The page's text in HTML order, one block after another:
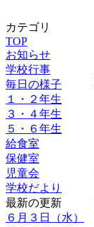
カテゴリ
TOP
お知らせ
学校行事
毎日の様子
１・２年生
３・４年生
５・６年生
給食室
保健室
児童会
学校だより
最新の更新
６月３日（水）